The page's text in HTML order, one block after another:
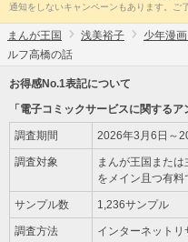
通知をしないキャンペーンもあります。ご
まんが王国 浅美裕子 少年漫画
ルフ高橋の話
お得感No.1表記について
「電子コミックサービスに関するア
調査期間 2026年3月6日～
調査対象
まんが王国また
をメイン且つ有
サンプル数 1,236サンプル
調査方法 インターネットリ